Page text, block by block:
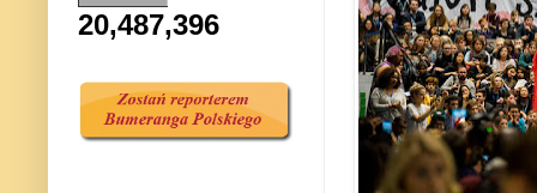
20,487,396